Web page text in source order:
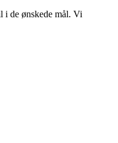
i de ønskede mål. Vi